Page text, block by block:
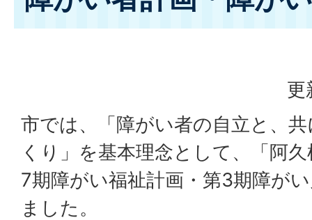
更
市では、「障がい者の自立と、
くり」を基本理念として、「阿
7期障がい福祉計画・第3期障が
ました。